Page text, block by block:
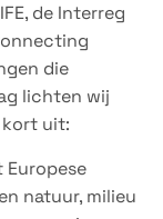
de Interreg
die
lichten wij
kort uit:
Europese
natuur, milieu